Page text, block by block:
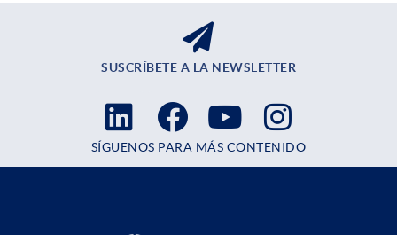
SUSCRÍBETE A LA NEWSLETTER
SÍGUENOS PARA MÁS CONTENIDO